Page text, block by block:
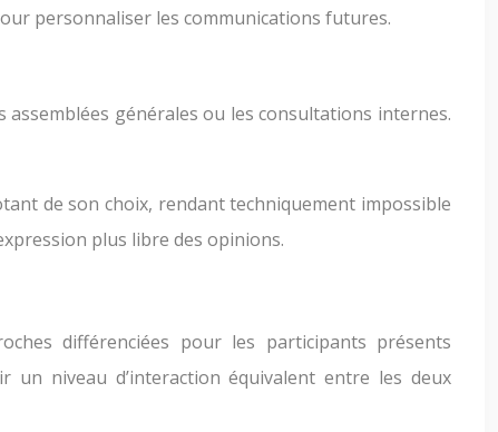
personnaliser les communications futures.
générales ou les consultations internes.
de son choix, rendant techniquement impossible
plus libre des opinions.
différenciées pour les participants présents
un niveau d’interaction équivalent entre les deux